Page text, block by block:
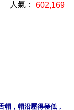
人氣： 602,169
帽，帽沿壓得極低，